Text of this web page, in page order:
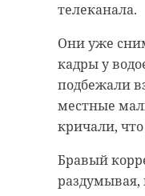
телеканала.
Они уже
кадры у
подбежали
местные
кричали,
Бравый
раздумывая,